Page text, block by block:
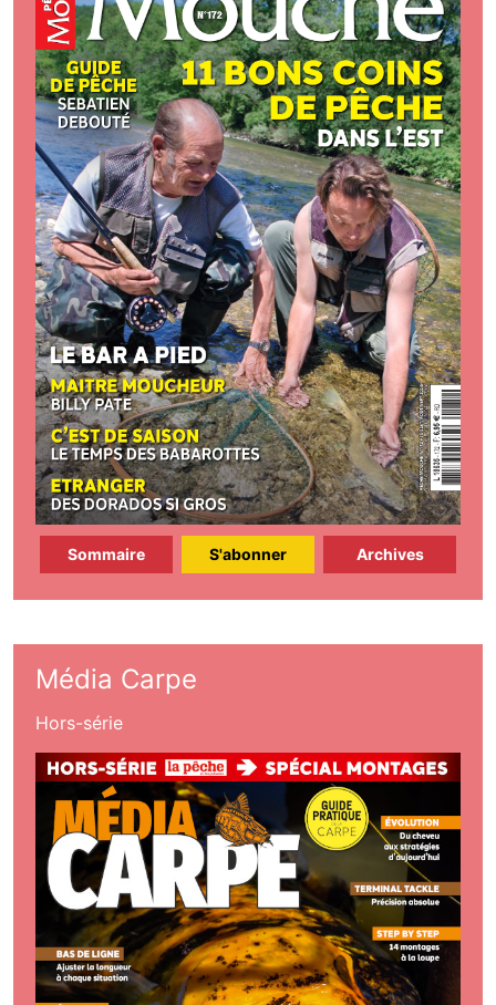
Sommaire S'abonner Archives
Média Carpe
Hors-série